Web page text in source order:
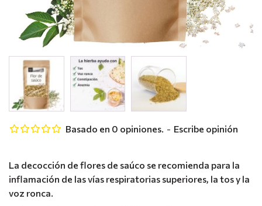
La decocción de flores de saúco se recomienda para la
inflamación de las vías respiratorias superiores, la tos y la
voz ronca.
Basado en 0 opiniones. - Escribe opinión